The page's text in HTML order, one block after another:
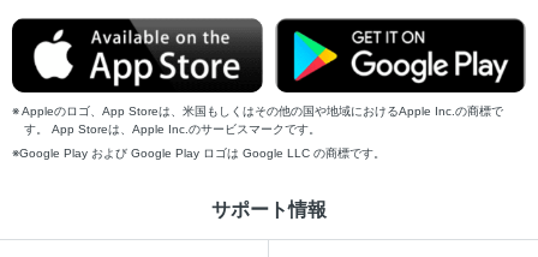
Appleのロゴ、App Storeは、米国もしくはその他の国や地域におけるApple Inc.の商標で
す。 App Storeは、Apple Inc.のサービスマークです。
Google Play および Google Play ロゴは Google LLC の商標です。
サポート情報